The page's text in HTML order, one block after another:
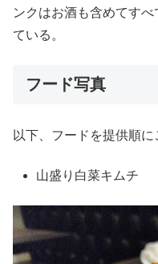
ンクはお酒も含めてす
ている。
フード写真
以下、フードを提供順に
山盛り白菜キムチ